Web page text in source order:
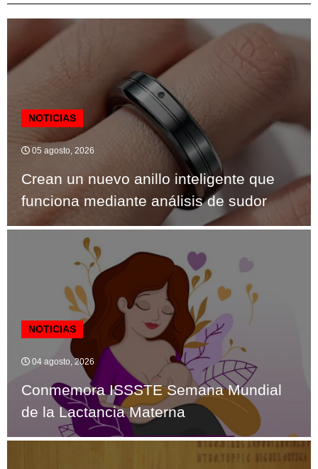
NOTICIAS
05 agosto, 2026
Crean un nuevo anillo inteligente que
funciona mediante análisis de sudor
NOTICIAS
04 agosto, 2026
Conmemora ISSSTE Semana Mundial
de la Lactancia Materna